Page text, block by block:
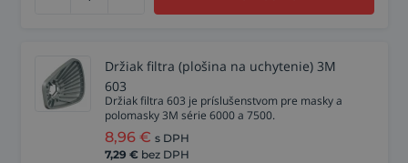
Držiak filtra (plošina na uchytenie) 3M
603
Držiak filtra 603 je príslušenstvom pre masky a
polomasky 3M série 6000 a 7500.
8,96 € s DPH
7,29 € bez DPH